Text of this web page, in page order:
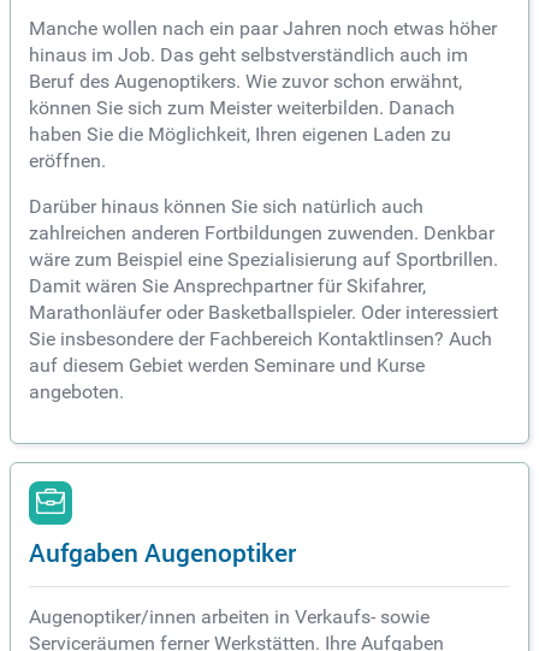
Manche wollen nach ein paar Jahren noch etwas höher
hinaus im Job. Das geht selbstverständlich auch im
Beruf des Augenoptikers. Wie zuvor schon erwähnt,
können Sie sich zum Meister weiterbilden. Danach
haben Sie die Möglichkeit, Ihren eigenen Laden zu
eröffnen.
Darüber hinaus können Sie sich natürlich auch
zahlreichen anderen Fortbildungen zuwenden. Denkbar
wäre zum Beispiel eine Spezialisierung auf Sportbrillen.
Damit wären Sie Ansprechpartner für Skifahrer,
Marathonläufer oder Basketballspieler. Oder interessiert
Sie insbesondere der Fachbereich Kontaktlinsen? Auch
auf diesem Gebiet werden Seminare und Kurse
angeboten.
Aufgaben Augenoptiker
Augenoptiker/innen arbeiten in Verkaufs- sowie
Serviceräumen ferner Werkstätten. Ihre Aufgaben